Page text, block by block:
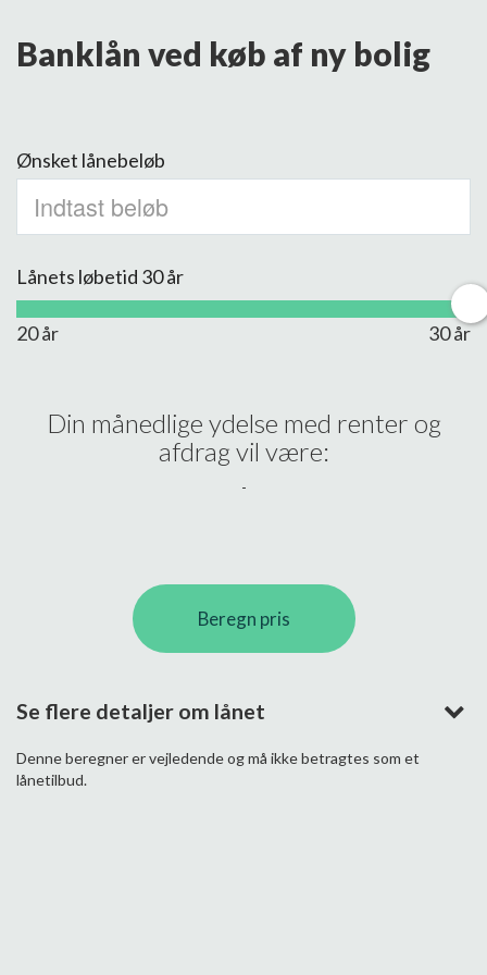
Banklån ved køb af ny bolig
Ønsket lånebeløb
Lånets løbetid 30år
20 år 30 år
Din månedlige ydelse med renter og
afdrag vil være:
-
Beregn pris
Se flere detaljer om lånet
Denne beregner er vejledende og må ikke betragtes som et
lånetilbud.